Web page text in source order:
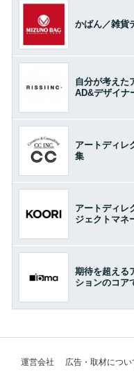
かばん／雑貨
自分が考えた
AD&デザイナ
アートディレ
集
アートディレ
ジェクトマネ
期待を超える
ションのコア
運営会社 広告・取材につい